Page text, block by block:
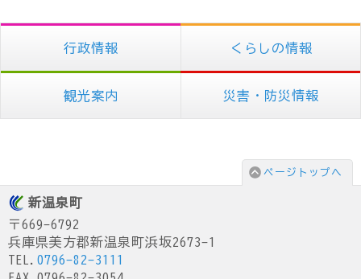
行政情報 くらしの情報
観光案内 災害・防災情報
ページトップへ
新温泉町
〒669-6792
兵庫県美方郡新温泉町浜坂2673-1
TEL. 0796-82-3111